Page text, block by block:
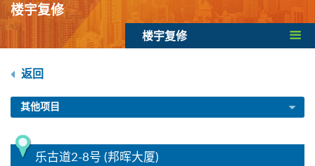
关
键
楼宇复修
楼宇复修
返回
其他项目
乐古道2-8号 (邦晖大厦)